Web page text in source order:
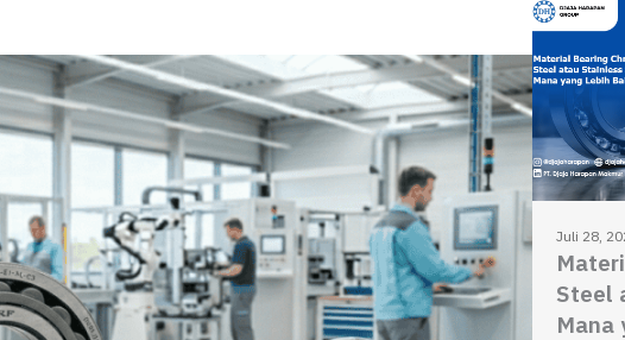
Steel
Mana
Juli 28,